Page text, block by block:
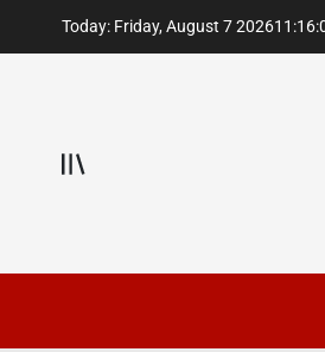
Today: Friday, August 7 202611 :16: